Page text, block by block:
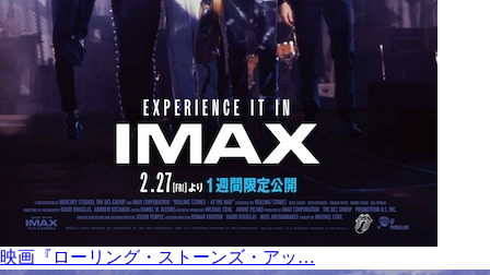
映画『ローリング・ストーンズ・アッ…